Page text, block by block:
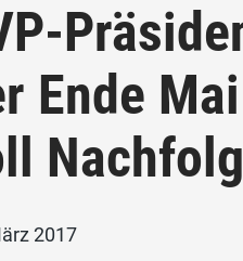
Ende
2017